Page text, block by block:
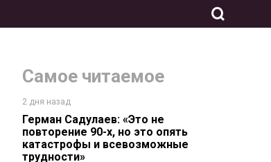
Самое читаемое
2 дня назад
Герман Садулаев: «Это не
повторение 90-х, но это опять
катастрофы и всевозможные
трудности»